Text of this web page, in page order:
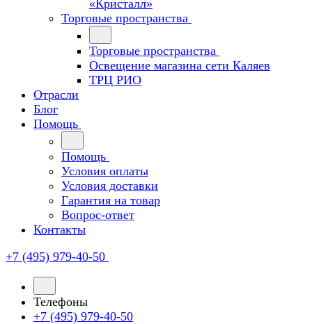
«Кристалл»
Торговые пространства
Торговые пространства
Освещение магазина сети Каляев
ТРЦ РИО
Отрасли
Блог
Помощь
Помощь
Условия оплаты
Условия доставки
Гарантия на товар
Вопрос-ответ
Контакты
+7 (495) 979-40-50
Телефоны
+7 (495) 979-40-50